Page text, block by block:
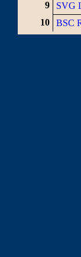
9
SVG
10
BSC